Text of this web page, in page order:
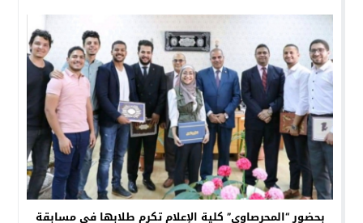
بحضور “المحرصاوي” كلية الإعلام تكرم طلابها في مسابقة